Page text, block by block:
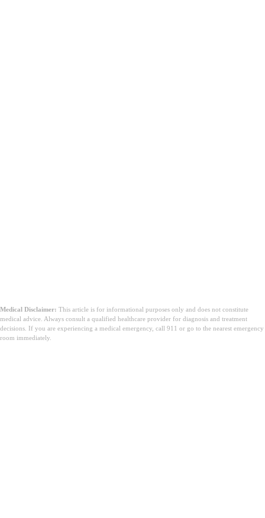
Medical Disclaimer: This article is for informational purposes only and does not constitute
medical advice. Always consult a qualified healthcare provider for diagnosis and treatment
decisions. If you are experiencing a medical emergency, call 911 or go to the nearest emergency
room immediately.